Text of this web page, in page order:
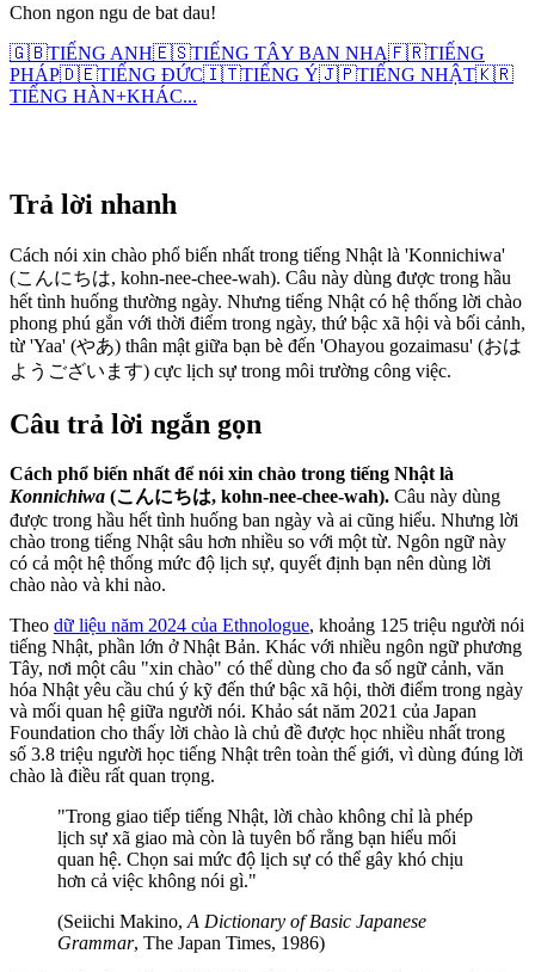
Chon ngon ngu de bat dau!
🇬🇧TIẾNG ANH🇪🇸TIẾNG TÂY BAN NHA🇫🇷TIẾNG
PHÁP🇩🇪TIẾNG ĐỨC🇮🇹TIẾNG Ý🇯🇵TIẾNG NHẬT🇰🇷
TIẾNG HÀN+KHÁC...
Trả lời nhanh
Cách nói xin chào phổ biến nhất trong tiếng Nhật là 'Konnichiwa'
(こんにちは, kohn-nee-chee-wah). Câu này dùng được trong hầu
hết tình huống thường ngày. Nhưng tiếng Nhật có hệ thống lời chào
phong phú gắn với thời điểm trong ngày, thứ bậc xã hội và bối cảnh,
từ 'Yaa' (やあ) thân mật giữa bạn bè đến 'Ohayou gozaimasu' (おは
ようございます) cực lịch sự trong môi trường công việc.
Câu trả lời ngắn gọn
Cách phổ biến nhất để nói xin chào trong tiếng Nhật là
Konnichiwa (こんにちは, kohn-nee-chee-wah). Câu này dùng
được trong hầu hết tình huống ban ngày và ai cũng hiểu. Nhưng lời
chào trong tiếng Nhật sâu hơn nhiều so với một từ. Ngôn ngữ này
có cả một hệ thống mức độ lịch sự, quyết định bạn nên dùng lời
chào nào và khi nào.
Theo dữ liệu năm 2024 của Ethnologue, khoảng 125 triệu người nói
tiếng Nhật, phần lớn ở Nhật Bản. Khác với nhiều ngôn ngữ phương
Tây, nơi một câu "xin chào" có thể dùng cho đa số ngữ cảnh, văn
hóa Nhật yêu cầu chú ý kỹ đến thứ bậc xã hội, thời điểm trong ngày
và mối quan hệ giữa người nói. Khảo sát năm 2021 của Japan
Foundation cho thấy lời chào là chủ đề được học nhiều nhất trong
số 3.8 triệu người học tiếng Nhật trên toàn thế giới, vì dùng đúng lời
chào là điều rất quan trọng.
"Trong giao tiếp tiếng Nhật, lời chào không chỉ là phép
lịch sự xã giao mà còn là tuyên bố rằng bạn hiểu mối
quan hệ. Chọn sai mức độ lịch sự có thể gây khó chịu
hơn cả việc không nói gì."
(Seiichi Makino,A Dictionary of Basic Japanese
Grammar, The Japan Times, 1986)